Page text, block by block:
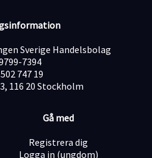
Sverige Handelsbolag
7394
747 19
116 20 Stockholm
Gå med
Registrera dig
Logga in (ungdom)